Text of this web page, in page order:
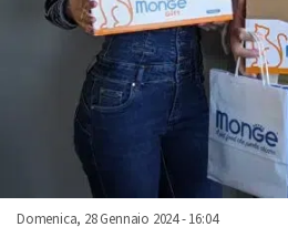
Domenica, 28 Gennaio 2024 - 16:04